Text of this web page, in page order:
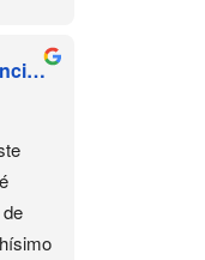
Vanessa Ivonne Cancino Juárez